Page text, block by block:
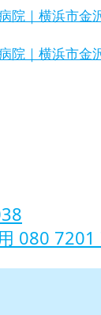
うぶつ
犬・
080 7201